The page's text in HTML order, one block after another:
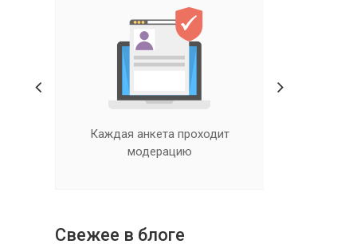
Настоящие гадалки,
ясновидящие и экстрасенсы
Свежее в блоге